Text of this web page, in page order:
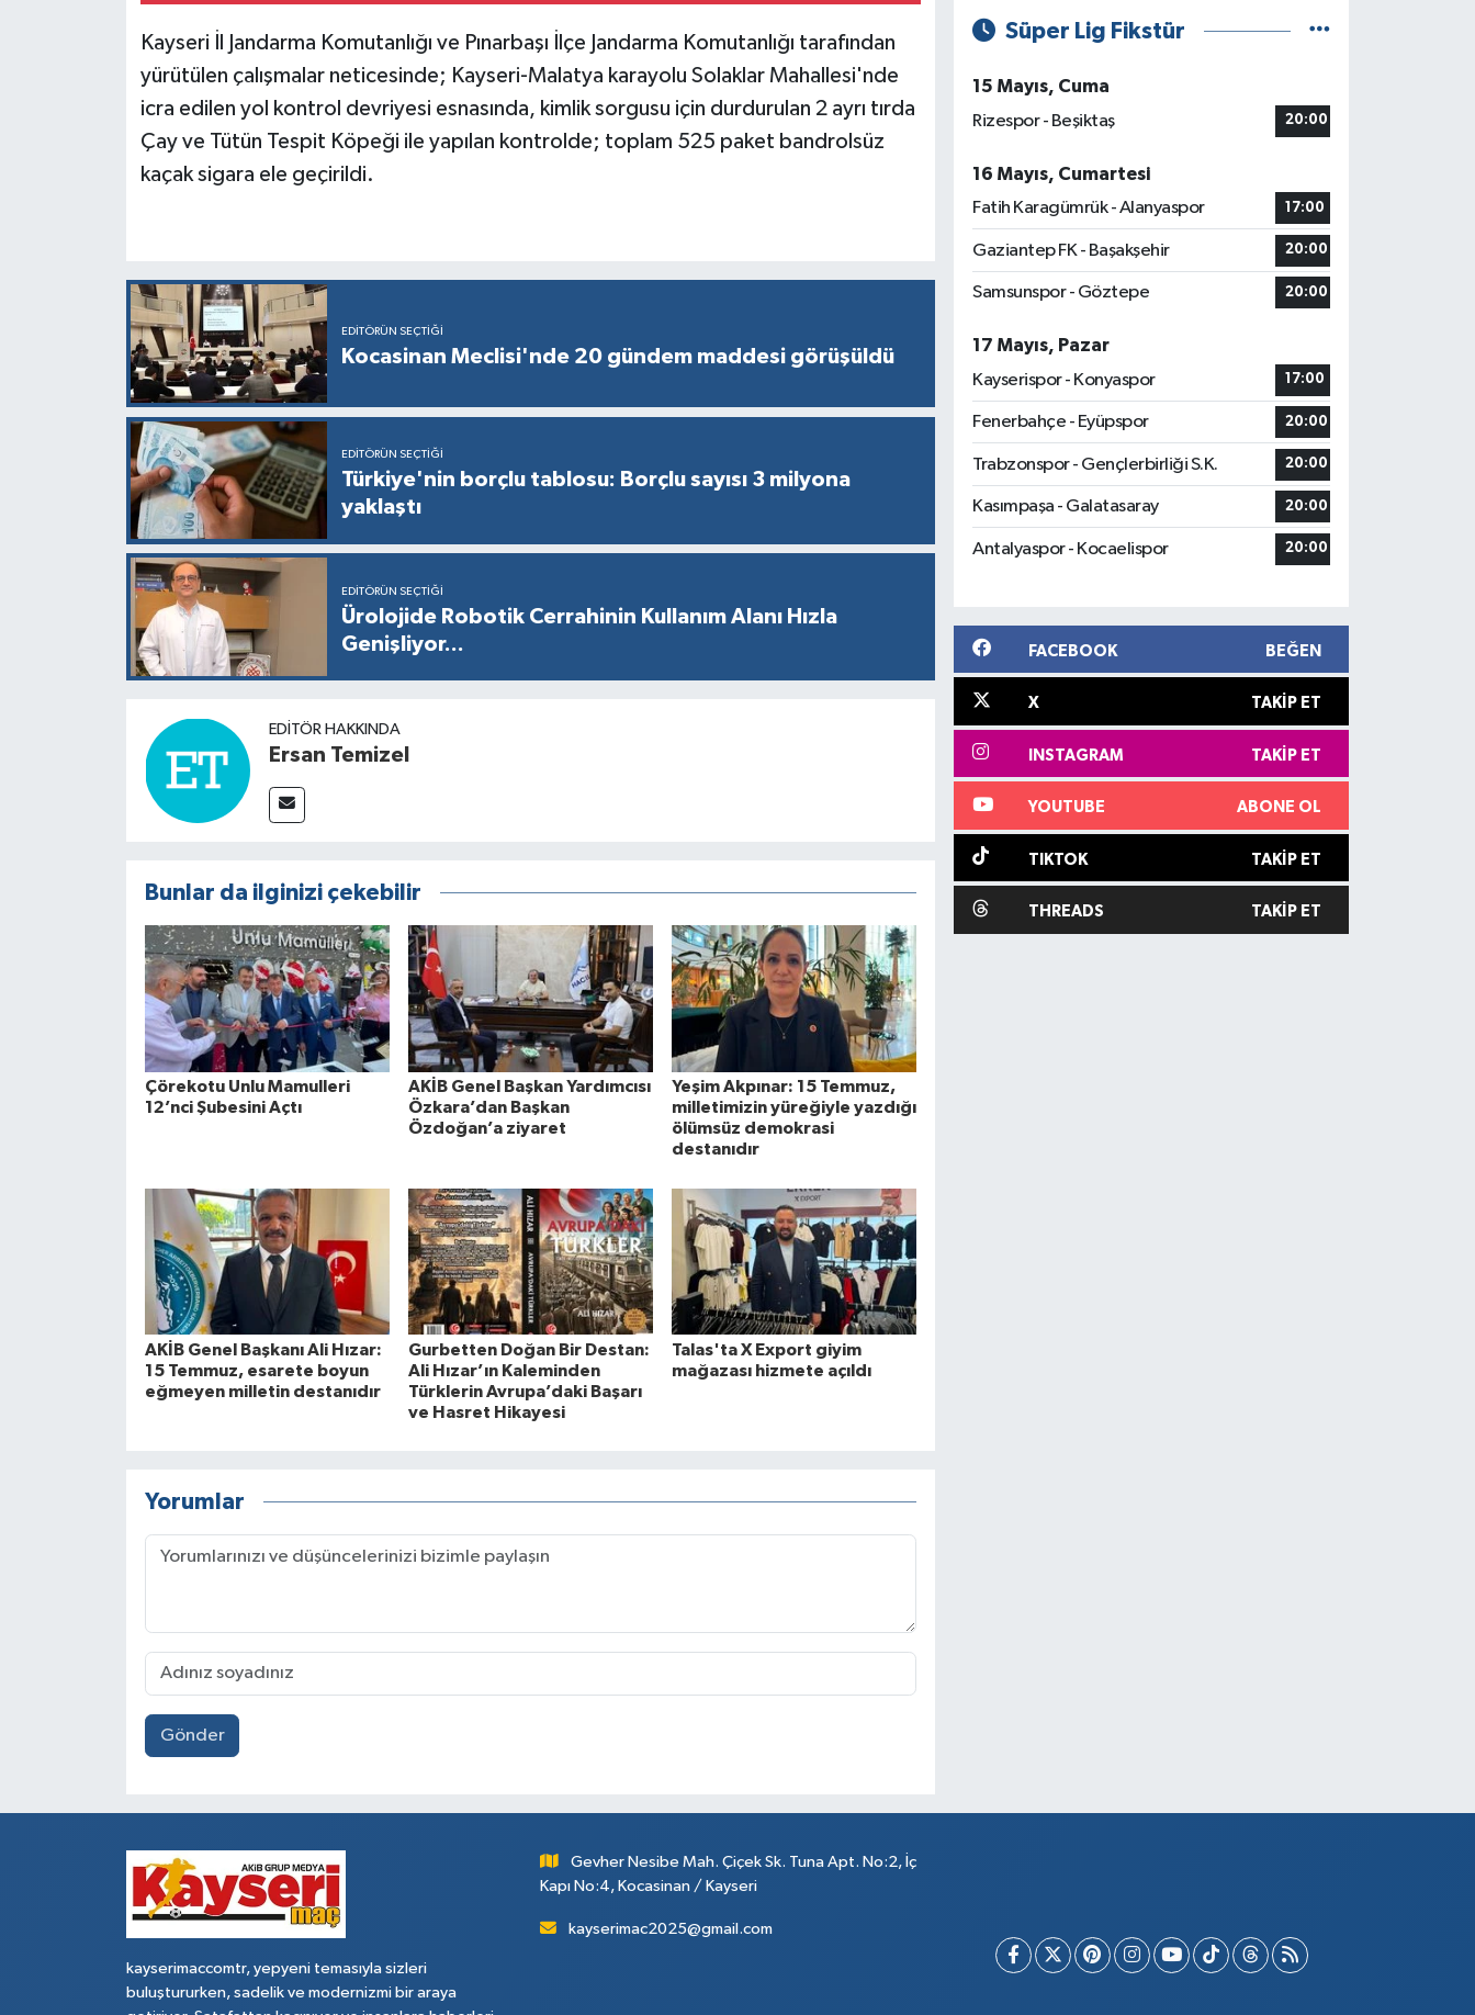
Kayseri İl Jandarma Komutanlığı ve Pınarbaşı İlçe Jandarma Komutanlığı tarafından
yürütülen çalışmalar neticesinde; Kayseri-Malatya karayolu Solaklar Mahallesi'nde
icra edilen yol kontrol devriyesi esnasında, kimlik sorgusu için durdurulan 2 ayrı tırda
Çay ve Tütün Tespit Köpeği ile yapılan kontrolde; toplam 525 paket bandrolsüz
kaçak sigara ele geçirildi.
EDITÖRÜN SEÇTIĞI
Kocasinan Meclisi'nde 20 gündem maddesi görüşüldü
EDITÖRÜN SEÇTIĞI
Türkiye'nin borçlu tablosu: Borçlu sayısı 3 milyona
yaklaştı
EDITÖRÜN SEÇTIĞI
Ürolojide Robotik Cerrahinin Kullanım Alanı Hızla
Genişliyor...
EDITÖR HAKKINDA
Ersan Temizel
Bunlar da ilginizi çekebilir
Çörekotu Unlu Mamulleri
12’nci Şubesini Açtı
AKİB Genel Başkan Yardımcısı
Özkara’dan Başkan
Özdoğan’a ziyaret
Yeşim Akpınar: 15 Temmuz,
milletimizin yüreğiyle yazdığı
ölümsüz demokrasi
destanıdır
AKİB Genel Başkanı Ali Hızar:
15 Temmuz, esarete boyun
eğmeyen milletin destanıdır
Gurbetten Doğan Bir Destan:
Ali Hızar’ın Kaleminden
Türklerin Avrupa’daki Başarı
ve Hasret Hikayesi
Talas'ta X Export giyim
mağazası hizmete açıldı
Yorumlar
Gönder
Süper Lig Fikstür
15 Mayıs, Cuma
Rizespor - Beşiktaş
20:00
16 Mayıs, Cumartesi
Fatih Karagümrük - Alanyaspor
17:00
Gaziantep FK - Başakşehir 20:00
Samsunspor - Göztepe 20:00
17 Mayıs, Pazar
Kayserispor - Konyaspor
17:00
Fenerbahçe - Eyüpspor 20:00
Trabzonspor - Gençlerbirliği S.K. 20:00
Kasımpaşa - Galatasaray 20:00
Antalyaspor - Kocaelispor 20:00
FACEBOOK BEĞEN
X TAKIP ET
INSTAGRAM TAKIP ET
YOUTUBE ABONE OL
TIKTOK TAKIP ET
THREADS TAKIP ET
kayserimaccomtr, yepyeni temasıyla sizleri
buluştururken, sadelik ve modernizmi bir araya
Gevher Nesibe Mah. Çiçek Sk. Tuna Apt. No:2, İç
Kapı No:4, Kocasinan / Kayseri
kayserimac2025@gmail.com